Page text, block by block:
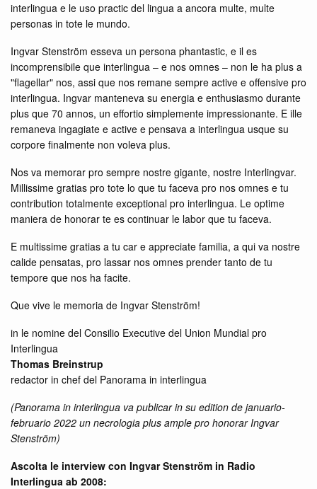
interlingua e le uso practic del lingua a ancora multe, multe
personas in tote le mundo.
Ingvar Stenström esseva un persona phantastic, e il es
incomprensibile que interlingua – e nos omnes – non le ha plus a
"flagellar" nos, assi que nos remane sempre active e offensive pro
interlingua. Ingvar manteneva su energia e enthusiasmo durante
plus que 70 annos, un effortio simplemente impressionante. E ille
remaneva ingagiate e active e pensava a interlingua usque su
corpore finalmente non voleva plus.
Nos va memorar pro sempre nostre gigante, nostre Interlingvar.
Millissime gratias pro tote lo que tu faceva pro nos omnes e tu
contribution totalmente exceptional pro interlingua. Le optime
maniera de honorar te es continuar le labor que tu faceva.
E multissime gratias a tu car e appreciate familia, a qui va nostre
calide pensatas, pro lassar nos omnes prender tanto de tu
tempore que nos ha facite.
Que vive le memoria de Ingvar Stenström!
in le nomine del Consilio Executive del Union Mundial pro
Interlingua
Thomas Breinstrup
redactor in chef del Panorama in interlingua
(Panorama in interlingua va publicar in su edition de januario-
februario 2022 un necrologia plus ample pro honorar Ingvar
Stenström)
Ascolta le interview con Ingvar Stenström in Radio
Interlingua ab 2008: